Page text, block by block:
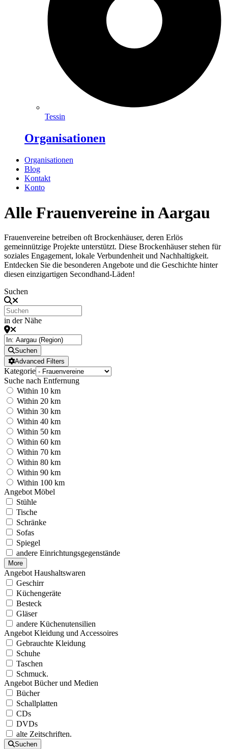
Tessin
Organisationen
Organisationen
Blog
Kontakt
Konto
Alle Frauenvereine in Aargau
Frauenvereine betreiben oft Brockenhäuser, deren Erlös
gemeinnützige Projekte unterstützt. Diese Brockenhäuser stehen für
soziales Engagement, lokale Verbundenheit und Nachhaltigkeit.
Entdecken Sie die besonderen Angebote und die Geschichte hinter
diesen einzigartigen Secondhand-Läden!
Suchen
in der Nähe
Suchen
Advanced Filters
Kategorie
Suche nach Entfernung
Within 10 km
Within 20 km
Within 30 km
Within 40 km
Within 50 km
Within 60 km
Within 70 km
Within 80 km
Within 90 km
Within 100 km
Angebot Möbel
Stühle
Tische
Schränke
Sofas
Spiegel
andere Einrichtungsgegenstände
More
Angebot Haushaltswaren
Geschirr
Küchengeräte
Besteck
Gläser
andere Küchenutensilien
Angebot Kleidung und Accessoires
Gebrauchte Kleidung
Schuhe
Taschen
Schmuck.
Angebot Bücher und Medien
Bücher
Schallplatten
CDs
DVDs
alte Zeitschriften.
Suchen